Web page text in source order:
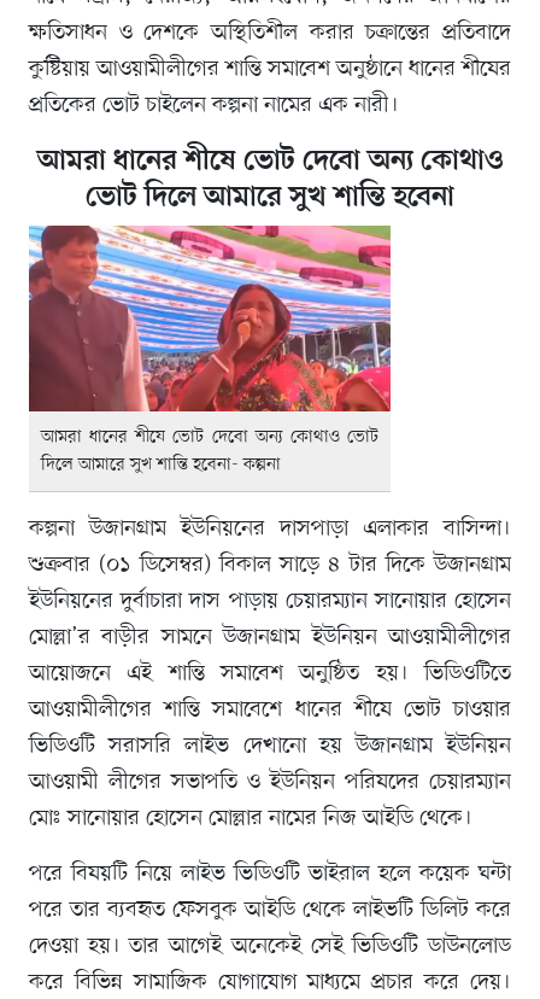
ক্ষতিসাধন ও দেশকে অস্থিতিশীল করার চক্রান্তের প্রতিবাদে
কুষ্টিয়ায় আওয়ামীলীগের শান্তি সমাবেশ অনুষ্ঠানে ধানের শীষের
প্রতিকের ভোট চাইলেন কল্পনা নামের এক নারী।
আমরা ধানের শীষে ভোট দেবো অন্য কোথাও
ভোট দিলে আমারে সুখ শান্তি হবেনা
আমরা ধানের শীষে ভোট দেবো অন্য কোথাও ভোট
দিলে আমারে সুখ শান্তি হবেনা- কল্পনা
কল্পনা উজানগ্রাম ইউনিয়নের দাসপাড়া এলাকার বাসিন্দা।
শুক্রবার (০১ ডিসেম্বর) বিকাল সাড়ে ৪ টার দিকে উজানগ্রাম
ইউনিয়নের দুর্বাচারা দাস পাড়ায় চেয়ারম্যান সানোয়ার হোসেন
মোল্লা’র বাড়ীর সামনে উজানগ্রাম ইউনিয়ন আওয়ামীলীগের
আয়োজনে এই শান্তি সমাবেশ অনুষ্ঠিত হয়। ভিডিওটিতে
আওয়ামীলীগের শান্তি সমাবেশে ধানের শীষে ভোট চাওয়ার
ভিডিওটি সরাসরি লাইভ দেখানো হয় উজানগ্রাম ইউনিয়ন
আওয়ামী লীগের সভাপতি ও ইউনিয়ন পরিষদের চেয়ারম্যান
মোঃ সানোয়ার হোসেন মোল্লার নামের নিজ আইডি থেকে।
পরে বিষয়টি নিয়ে লাইভ ভিডিওটি ভাইরাল হলে কয়েক ঘন্টা
পরে তার ব্যবহৃত ফেসবুক আইডি থেকে লাইভটি ডিলিট করে
দেওয়া হয়। তার আগেই অনেকেই সেই ভিডিওটি ডাউনলোড
করে বিভিন্ন সামাজিক যোগাযোগ মাধ্যমে প্রচার করে দেয়।